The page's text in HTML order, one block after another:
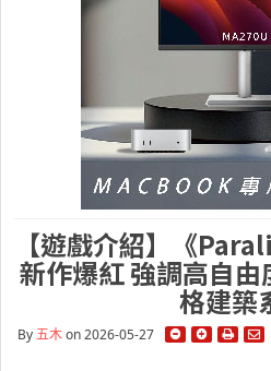
【遊戲介紹】《
新作爆紅 強調高自
格建築
By五木on 2026-05-27